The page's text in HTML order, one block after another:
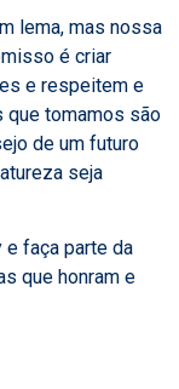
lema, mas nossa
é criar
e respeitem e
que tomamos são
de um futuro
seja
faça parte da
que honram e